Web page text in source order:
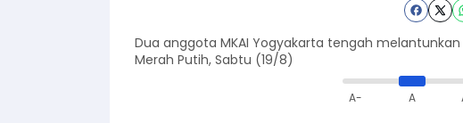
Dua anggota MKAI Yogyakarta tengah
Merah Putih, Sabtu (19/8)
A- A